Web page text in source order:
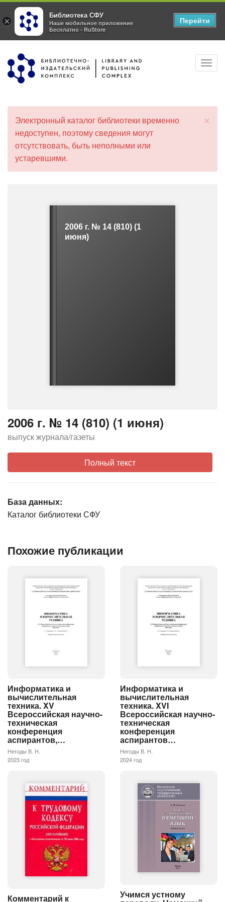
Перейти
основному
×
о
о
б
щ
е
Электронный каталог библиотеки временно
недоступен, поэтому сведения могут
отсутствовать, быть неполными или
устаревшими.
2006 г. № 14 (810) (1
июня)
2006 г. № 14 (810) (1 июня)
выпуск журнала/газеты
Полный текст
База данных:
Каталог библиотеки СФУ
Похожие публикации
Информатика и
вычислительная
техника. XV
Всероссийская научно-
техническая
конференция
аспирантов,…
Негоды В. Н.
2023 год
Информатика и
вычислительная
техника. XVI
Всероссийская научно-
техническая
конференция
аспирантов…
Негоды В. Н.
2024 год
Комментарий к Учимся устному
×
Библиотека СФУ
Наше мобильное приложение
Бесплатно - RuStore
Перейти